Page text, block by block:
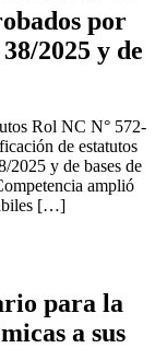
por
2025 y de
Rol NC N° 572-
de estatutos
2025 y de bases de
amplió
[…]
para la
a sus